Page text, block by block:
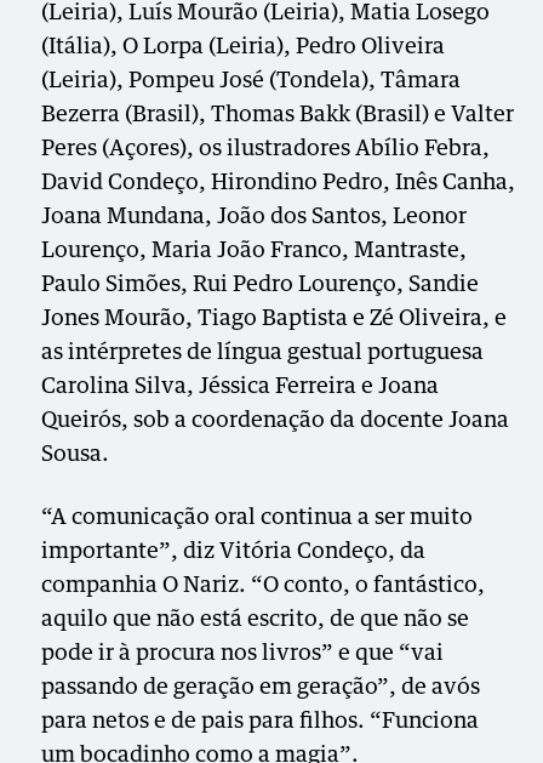
(Leiria), Luís Mourão (Leiria), Matia Losego
(Itália), O Lorpa (Leiria), Pedro Oliveira
(Leiria), Pompeu José (Tondela), Tâmara
Bezerra (Brasil), Thomas Bakk (Brasil) e Valter
Peres (Açores), os ilustradores Abílio Febra,
David Condeço, Hirondino Pedro, Inês Canha,
Joana Mundana, João dos Santos, Leonor
Lourenço, Maria João Franco, Mantraste,
Paulo Simões, Rui Pedro Lourenço, Sandie
Jones Mourão, Tiago Baptista e Zé Oliveira, e
as intérpretes de língua gestual portuguesa
Carolina Silva, Jéssica Ferreira e Joana
Queirós, sob a coordenação da docente Joana
Sousa.
“A comunicação oral continua a ser muito
importante”, diz Vitória Condeço, da
companhia O Nariz. “O conto, o fantástico,
aquilo que não está escrito, de que não se
pode ir à procura nos livros” e que “vai
passando de geração em geração”, de avós
para netos e de pais para filhos. “Funciona
um bocadinho como a magia”.